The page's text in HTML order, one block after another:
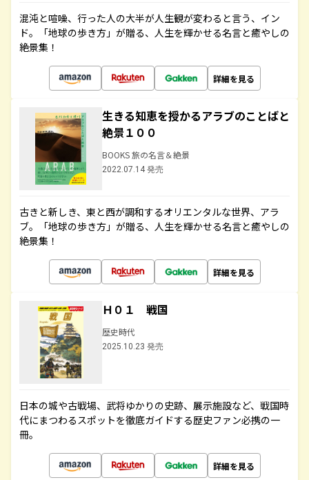
混沌と喧噪、行った人の大半が人生観が変わると言う、イン
ド。「地球の歩き方」が贈る、人生を輝かせる名言と癒やしの
絶景集！
詳細を見る
生きる知恵を授かるアラブのことばと
絶景１００
BOOKS 旅の名言＆絶景
2022.07.14 発売
古きと新しき、東と西が調和するオリエンタルな世界、アラ
ブ。「地球の歩き方」が贈る、人生を輝かせる名言と癒やしの
絶景集！
詳細を見る
Ｈ０１ 戦国
歴史時代
2025.10.23 発売
日本の城や古戦場、武将ゆかりの史跡、展示施設など、戦国時
代にまつわるスポットを徹底ガイドする歴史ファン必携の一
冊。
詳細を見る